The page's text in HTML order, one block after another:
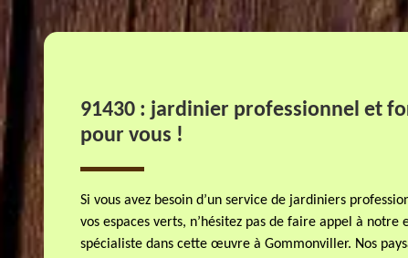
91430 : jardinier professionnel et
pour vous !
Si vous avez besoin d’un service de jardiniers
vos espaces verts, n’hésitez pas de faire appel à notre
spécialiste dans cette œuvre à Gommonviller. Nos